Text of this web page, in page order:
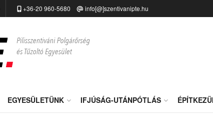
+36-20 960-5680 info[@]szentivanipte.hu
EGYESÜLETÜNK IFJÚSÁG-UTÁNPÓTLÁS